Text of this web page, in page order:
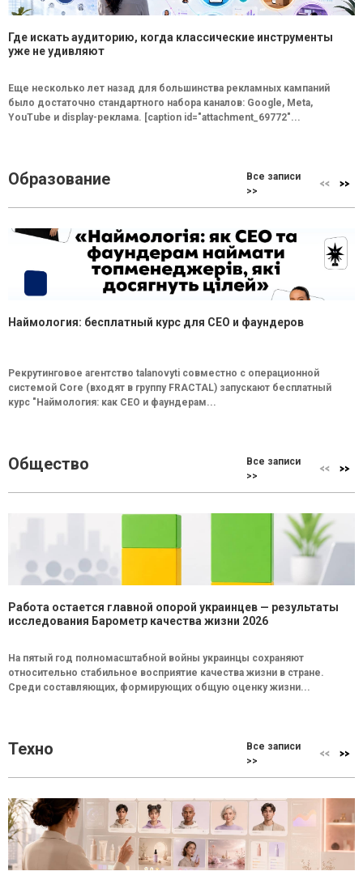
Где искать аудиторию, когда классические инструменты
уже не удивляют
Еще несколько лет назад для большинства рекламных кампаний
было достаточно стандартного набора каналов: Google, Meta,
YouTube и display-реклама. [caption id="attachment_69772"...
Образование
Все записи
>>
Наймология: бесплатный курс для CEO и фаундеров
Рекрутинговое агентство talanovyti совместно с операционной
системой Core (входят в группу FRACTAL) запускают бесплатный
курс "Наймология: как СEO и фаундерам...
Общество
Все записи
>>
Работа остается главной опорой украинцев — результаты
исследования Барометр качества жизни 2026
На пятый год полномасштабной войны украинцы сохраняют
относительно стабильное восприятие качества жизни в стране.
Среди составляющих, формирующих общую оценку жизни...
Техно
Все записи
>>